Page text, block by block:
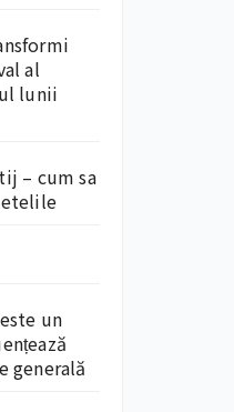
al
lunii
– cum sa
un
generală